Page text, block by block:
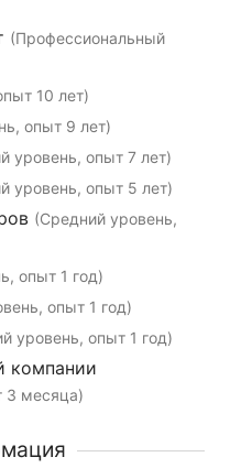
(Профессиональный
10 лет)
опыт 9 лет)
уровень, опыт 7 лет)
уровень, опыт 5 лет)
(Средний уровень,
опыт 1 год)
опыт 1 год)
уровень, опыт 1 год)
компании
3 месяца)